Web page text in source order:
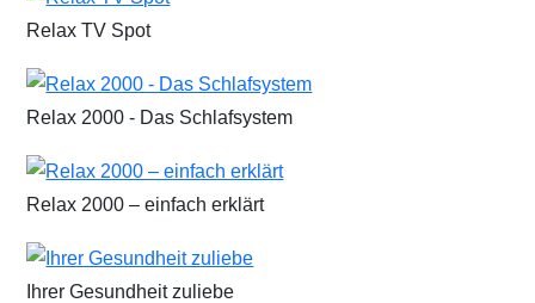
Relax TV Spot
Relax 2000 - Das Schlafsystem
Relax 2000 – einfach erklärt
Ihrer Gesundheit zuliebe